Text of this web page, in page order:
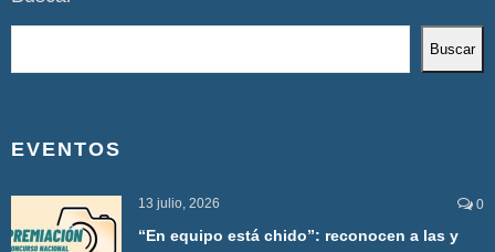
Buscar
EVENTOS
13 julio, 2026 0
“En equipo está chido”: reconocen a las y